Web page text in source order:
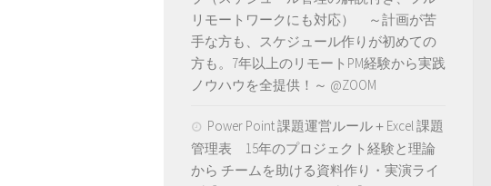
リモートワークにも対応） ～計画が苦
手な方も、スケジュール作りが初めての
方も。7年以上のリモートPM経験から実践
ノウハウを全提供！～ @ZOOM
Power Point 課題運営ルール＋Excel 課題
管理表 15年のプロジェクト経験と理論
から チームを助ける資料作り・実演ライ